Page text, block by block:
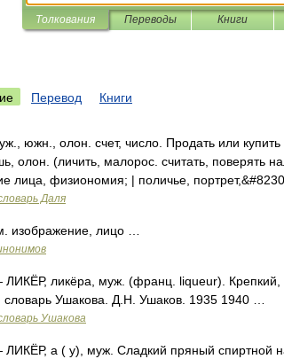
Толкования Переводы Книги
Перевод Книги
южн., олон. счет, число. Продать или купить
олон. (личить, малорос. считать, поверять
лица, физиономия; | поличье,
Даля
изображение, лицо …
ликёра, муж. (франц. liqueur). Крепкий,
словарь Ушакова. Д.Н. Ушаков. 1935 1940 …
Ушакова
а ( у), муж. Сладкий пряный спиртной